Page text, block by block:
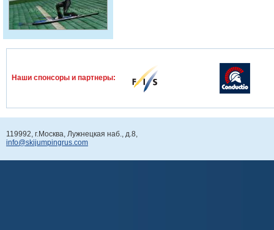
Наши спонcоры и партнеры:
119992, г.Москва, Лужнецкая наб., д.8,
info@skijumpingrus.com